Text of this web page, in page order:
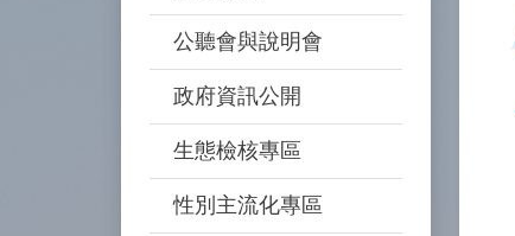
公聽會與說明會
政府資訊公開
生態檢核專區
性別主流化專區